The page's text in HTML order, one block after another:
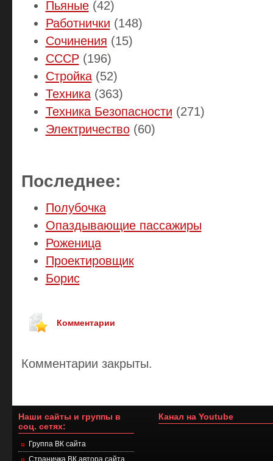
Пьяные(42)
Работнички (148)
Сочинения (15)
СССР(196)
Стройка(52)
Техника(363)
Техника Безопасности (271)
Электричество(60)
Последнее:
Полубочка
Опаздывающие пассажиры
Роженица
Проектировщик
Борис
Комментарии
Комментарии закрыты.
Наши сайты и группы в
соц. сетях:
Группа ВК сайта
Страничка ВК автора сайта
Канал на Youtube